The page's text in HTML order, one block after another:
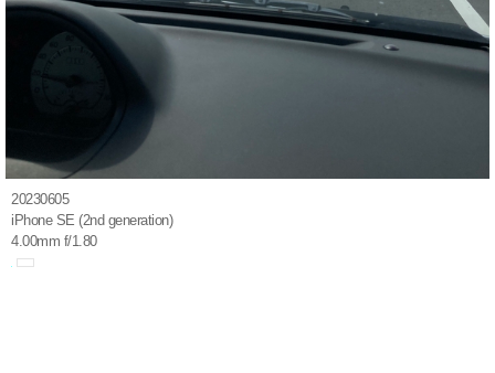
20230605
iPhone SE (2nd generation)
4.00mm f/1.80